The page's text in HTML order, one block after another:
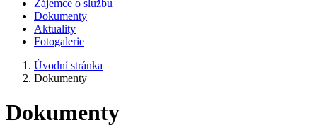
Zájemce o službu
Dokumenty
Aktuality
Fotogalerie
Úvodní stránka
Dokumenty
Dokumenty